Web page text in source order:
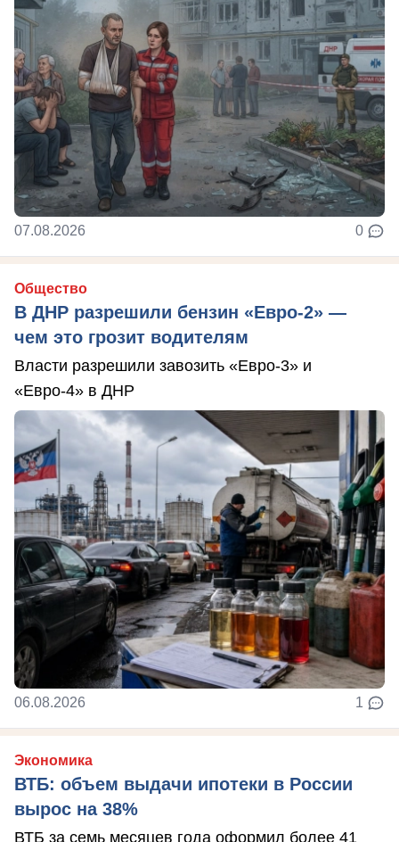
07.08.2026 0
Общество
В ДНР разрешили бензин «Евро-2» —
чем это грозит водителям
Власти разрешили завозить «Евро-3» и
«Евро-4» в ДНР
06.08.2026 1
Экономика
ВТБ: объем выдачи ипотеки в России
вырос на 38%
ВТБ за семь месяцев года оформил более 41